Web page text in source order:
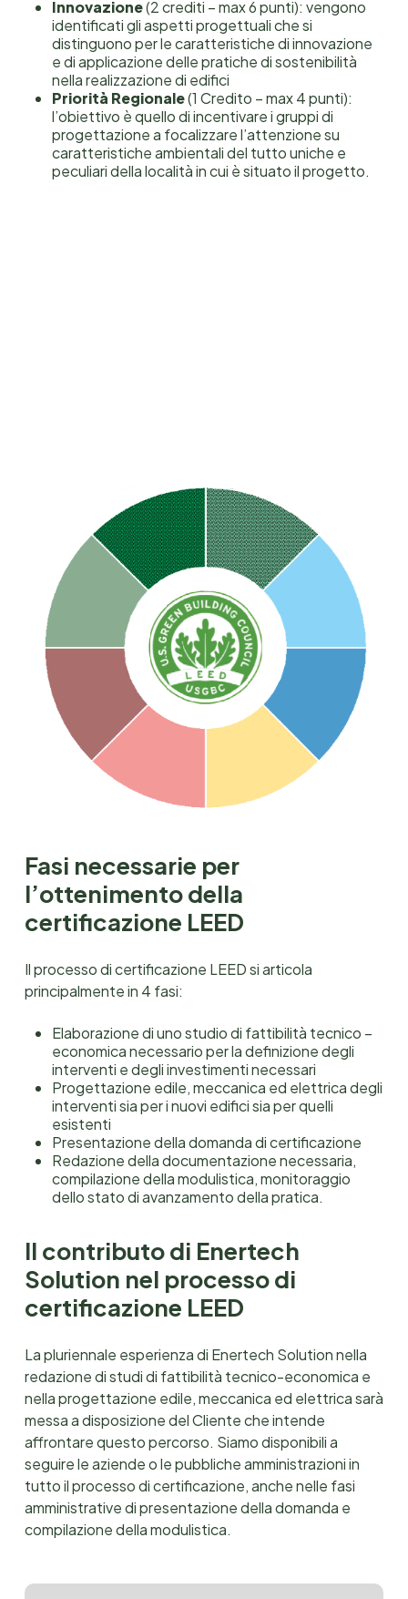
Innovazione(2 crediti – max 6 punti): vengono
identificati gli aspetti progettuali che si
distinguono per le caratteristiche di innovazione
e di applicazione delle pratiche di sostenibilità
nella realizzazione di edifici
Priorità Regionale(1 Credito – max 4 punti):
l’obiettivo è quello di incentivare i gruppi di
progettazione a focalizzare l’attenzione su
caratteristiche ambientali del tutto uniche e
peculiari della località in cui è situato il progetto.
Fasi necessarie per
l’ottenimento della
certificazione LEED
Il processo di certificazione LEED si articola
principalmente in 4 fasi:
Elaborazione di uno studio di fattibilità tecnico –
economica necessario per la definizione degli
interventi e degli investimenti necessari
Progettazione edile, meccanica ed elettrica degli
interventi sia per i nuovi edifici sia per quelli
esistenti
Presentazione della domanda di certificazione
Redazione della documentazione necessaria,
compilazione della modulistica, monitoraggio
dello stato di avanzamento della pratica.
Il contributo di Enertech
Solution nel processo di
certificazione LEED
La pluriennale esperienza di Enertech Solution nella
redazione di studi di fattibilità tecnico-economica e
nella progettazione edile, meccanica ed elettrica sarà
messa a disposizione del Cliente che intende
affrontare questo percorso. Siamo disponibili a
seguire le aziende o le pubbliche amministrazioni in
tutto il processo di certificazione, anche nelle fasi
amministrative di presentazione della domanda e
compilazione della modulistica.